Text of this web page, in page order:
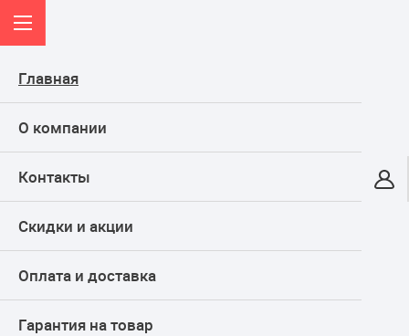
Главная
О компании
Контакты
Скидки и акции
Оплата и доставка
Гарантия на товар
Онлайн-гипермаркет
КАТАЛОГ
Новогодние товары
Елочные украшения
Новогоднее украшение Шар Блистай